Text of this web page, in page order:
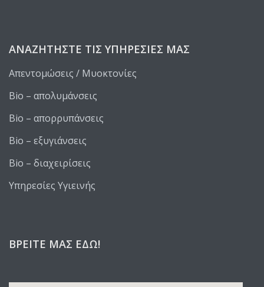
ΑΝΑΖΗΤΉΣΤΕ ΤΙΣ ΥΠΗΡΕΣΊΕΣ ΜΑΣ
Απεντομώσεις / Μυοκτονίες
Bio – απολυμάνσεις
Bio – απορρυπάνσεις
Bio – εξυγιάνσεις
Bio – διαχειρίσεις
Υπηρεσίες Υγιεινής
ΒΡΕΊΤΕ ΜΑΣ ΕΔΏ!